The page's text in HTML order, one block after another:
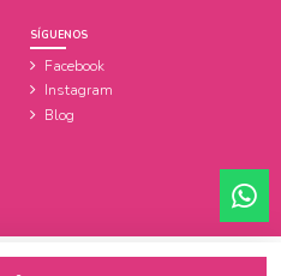
SÍGUENOS
Facebook
Instagram
Blog